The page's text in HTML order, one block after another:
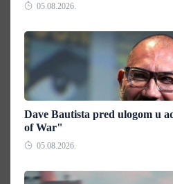
05.08.2026.
Dave Bautista pred ulogom u
of War"
05.08.2026.